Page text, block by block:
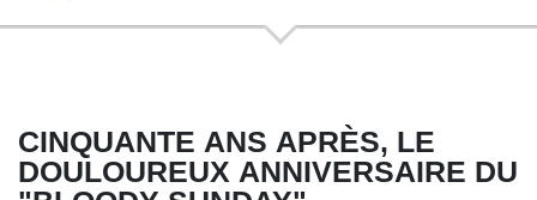
CINQUANTE ANS APRÈS, LE
DOULOUREUX ANNIVERSAIRE DU